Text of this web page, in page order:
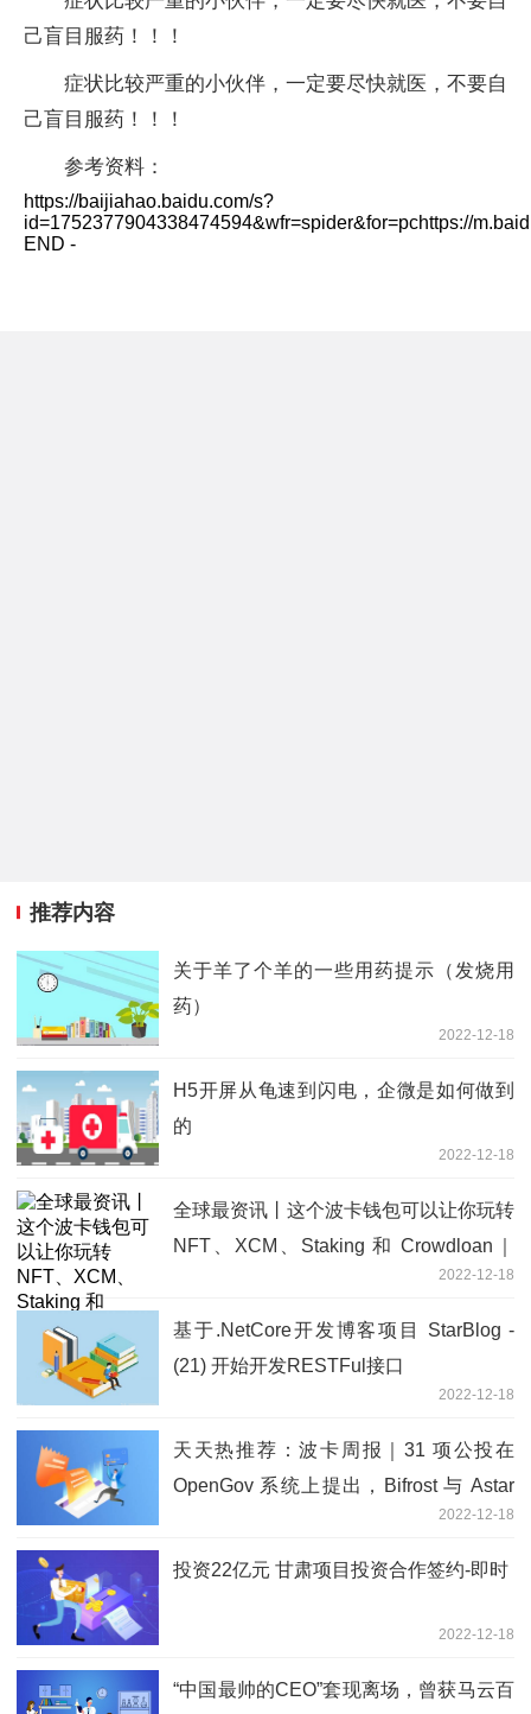
己盲目服药！！！
症状比较严重的小伙伴，一定要尽快就医，不要自
己盲目服药！！！
参考资料：
https://baijiahao.baidu.com/s?
id=1752377904338474594&wfr=spider&for=pchttps://
END -
推荐内容
关于羊了个羊的一些用药提示（发烧用
药）
2022-12-18
H5开屏从龟速到闪电，企微是如何做到
的
2022-12-18
全球最资讯丨这个波卡钱包可以让你玩转
NFT、XCM、Staking 和 Crowdloan｜
2022-12-18
基于.NetCore开发博客项目 StarBlog -
(21) 开始开发RESTFul接口
2022-12-18
天天热推荐：波卡周报｜31 项公投在
OpenGov 系统上提出，Bifrost 与 Astar
2022-12-18
投资22亿元 甘肃项目投资合作签约-即时
2022-12-18
“中国最帅的CEO”套现离场，曾获马云百